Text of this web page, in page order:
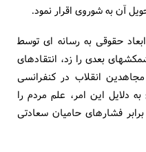
آن به شوروی اقرار نمود.
حقوقی به رسانه ای توسط
بعدی را زد، انتقادهای
انقلاب در کنفرانسی
4/1358 در پاسخ به دلایل این امر، علم مردم را
فشارهای حامیان سعادتی